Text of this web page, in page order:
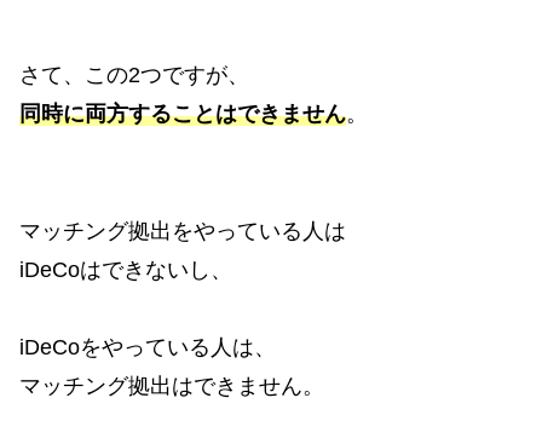
さて、この2つですが、
同時に両方することはできません。
マッチング拠出をやっている人は
iDeCoはできないし、
iDeCoをやっている人は、
マッチング拠出はできません。